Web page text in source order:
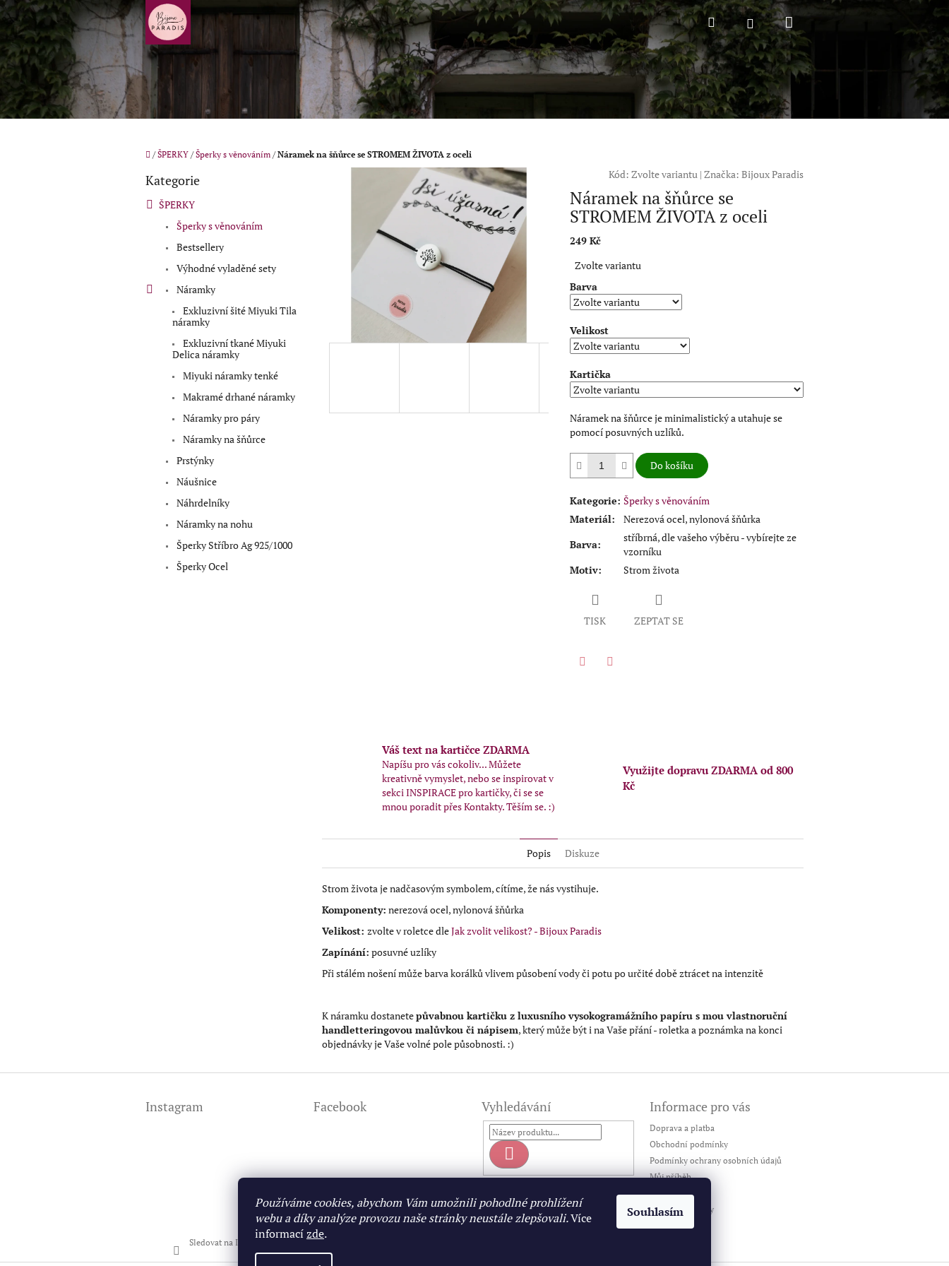
Používáme cookies, abychom Vám umožnili pohodlné prohlížení
webu a díky analýze provozu naše stránky neustále zlepšovali.Více
informacízde.
Souhlasím
Přejít
na
obsah
HledatPřihlášeníNákupní
košík
Domů
/ ŠPERKY / Šperky s věnováním / Náramek na šňůrce se STROMEM ŽIVOTA z oceli
Přeskočit
Kategorie
ŠPERKY
Šperky s věnováním
Bestsellery
Výhodné vyladěné sety
Náramky
Exkluzivní šité Miyuki Tila
náramky
Exkluzivní tkané Miyuki
Delica náramky
Miyuki náramky tenké
Makramé drhané náramky
Náramky pro páry
Náramky na šňůrce
Prstýnky
Náušnice
Náhrdelníky
Náramky na nohu
Šperky Stříbro Ag 925/1000
Šperky Ocel
Kód: Zvolte variantu | Značka: Bijoux Paradis
Náramek na šňůrce se
STROMEM ŽIVOTA z oceli
249 Kč
cena:
Zvolte variantu
Barva
Velikost
Kartička
Náramek na šňůrce je minimalistický a utahuje se
pomocí posuvných uzlíků.
Do košíku
Kategorie: Šperky s věnováním
Materiál:
Nerezová ocel, nylonová šňůrka
Barva:
stříbrná, dle vašeho výběru - vybírejte ze
vzorníku
Motiv: Strom života
TISK ZEPTAT SE
Váš text na kartičce ZDARMA
Napíšu pro vás cokoliv... Můžete
kreativně vymyslet, nebo se inspirovat v
sekci INSPIRACE pro kartičky, či se se
mnou poradit přes Kontakty. Těším se. :)
Využijte dopravu ZDARMA od 800
Kč
Popis Diskuze
Strom života je nadčasovým symbolem, cítíme, že nás vystihuje.
Komponenty: nerezová ocel, nylonová šňůrka
Velikost: zvolte v roletce dleJak zvolit velikost? - Bijoux Paradis
Zapínání: posuvné uzlíky
Při stálém nošení může barva korálků vlivem působení vody či potu po určité době ztrácet na intenzitě
K náramku dostanetepůvabnou kartičku z luxusního vysokogramážního papíru s mou vlastnoruční
handletteringovou malůvkou či nápisem, který může být i na Vaše přání - roletka a poznámka na konci
objednávky je Vaše volné pole působnosti. :)
Instagram
Sledovat na Instagramu
Facebook Vyhledávání
Hledat
Informace pro vás
Doprava a platba
Obchodní podmínky
Podmínky ochrany osobních údajů
Můj příběh
Kontakty
Puncovní značky